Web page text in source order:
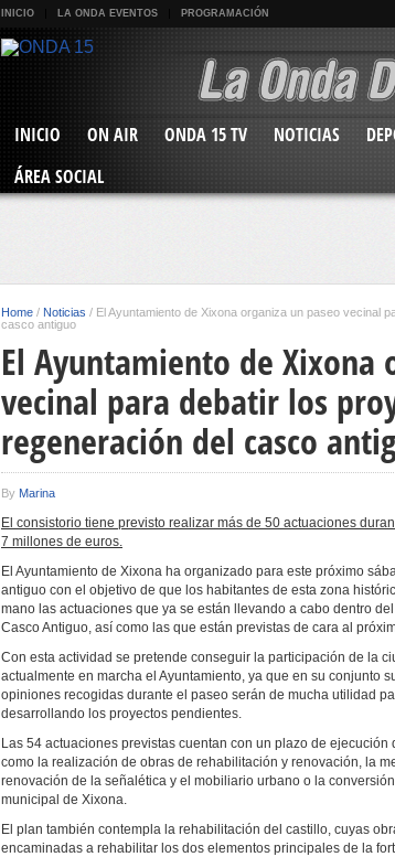
INICIO LA ONDA EVENTOS PROGRAMACIÓN
INICIO ON AIR ONDA 15 TV NOTICIAS
ÁREA SOCIAL
Home / Noticias / El Ayuntamiento de Xixona organiza un paseo vecinal
casco antiguo
El Ayuntamiento de Xixona
vecinal para debatir los
regeneración del casco
By Marina
El consistorio tiene previsto realizar más de 50 actuaciones
7 millones de euros.
El Ayuntamiento de Xixona ha organizado para este próximo
antiguo con el objetivo de que los habitantes de esta zona
mano las actuaciones que ya se están llevando a cabo dentro
Casco Antiguo, así como las que están previstas de cara al
Con esta actividad se pretende conseguir la participación de la
actualmente en marcha el Ayuntamiento, ya que en su conjunto
opiniones recogidas durante el paseo serán de mucha utilidad
desarrollando los proyectos pendientes.
Las 54 actuaciones previstas cuentan con un plazo de
como la realización de obras de rehabilitación y renovación, la
renovación de la señalética y el mobiliario urbano o la
municipal de Xixona.
El plan también contempla la rehabilitación del castillo, cuyas
encaminadas a rehabilitar los dos elementos principales de la